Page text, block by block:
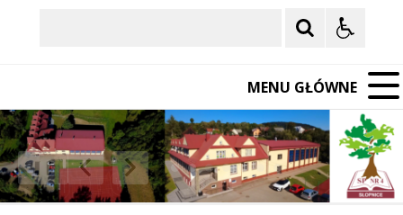
MENU GŁÓWNE
Poprzedni Element
Następny Element
❚❚